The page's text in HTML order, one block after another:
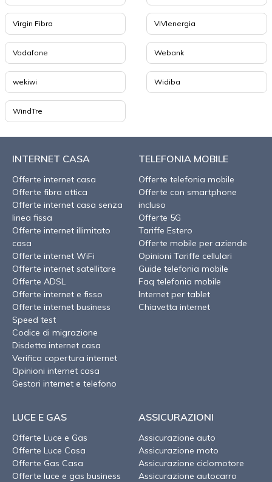
Virgin Fibra VIVIenergia
Vodafone Webank
wekiwi Widiba
WindTre
INTERNET CASA
Offerte internet casa
Offerte fibra ottica
Offerte internet casa senza
linea fissa
Offerte internet illimitato
casa
Offerte internet WiFi
Offerte internet satellitare
Offerte ADSL
Offerte internet e fisso
Offerte internet business
Speed test
Codice di migrazione
Disdetta internet casa
Verifica copertura internet
Opinioni internet casa
Gestori internet e telefono
TELEFONIA MOBILE
Offerte telefonia mobile
Offerte con smartphone
incluso
Offerte 5G
Tariffe Estero
Offerte mobile per aziende
Opinioni Tariffe cellulari
Guide telefonia mobile
Faq telefonia mobile
Internet per tablet
Chiavetta internet
LUCE E GAS
Offerte Luce e Gas
Offerte Luce Casa
Offerte Gas Casa
Offerte luce e gas business
ASSICURAZIONI
Assicurazione auto
Assicurazione moto
Assicurazione ciclomotore
Assicurazione autocarro